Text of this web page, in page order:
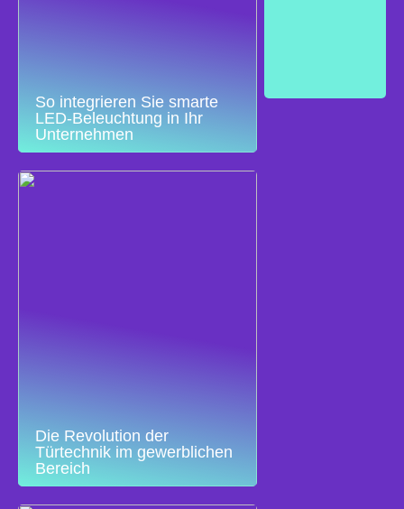
So integrieren Sie smarte
LED-Beleuchtung in Ihr
Unternehmen
Die Revolution der
Türtechnik im gewerblichen
Bereich